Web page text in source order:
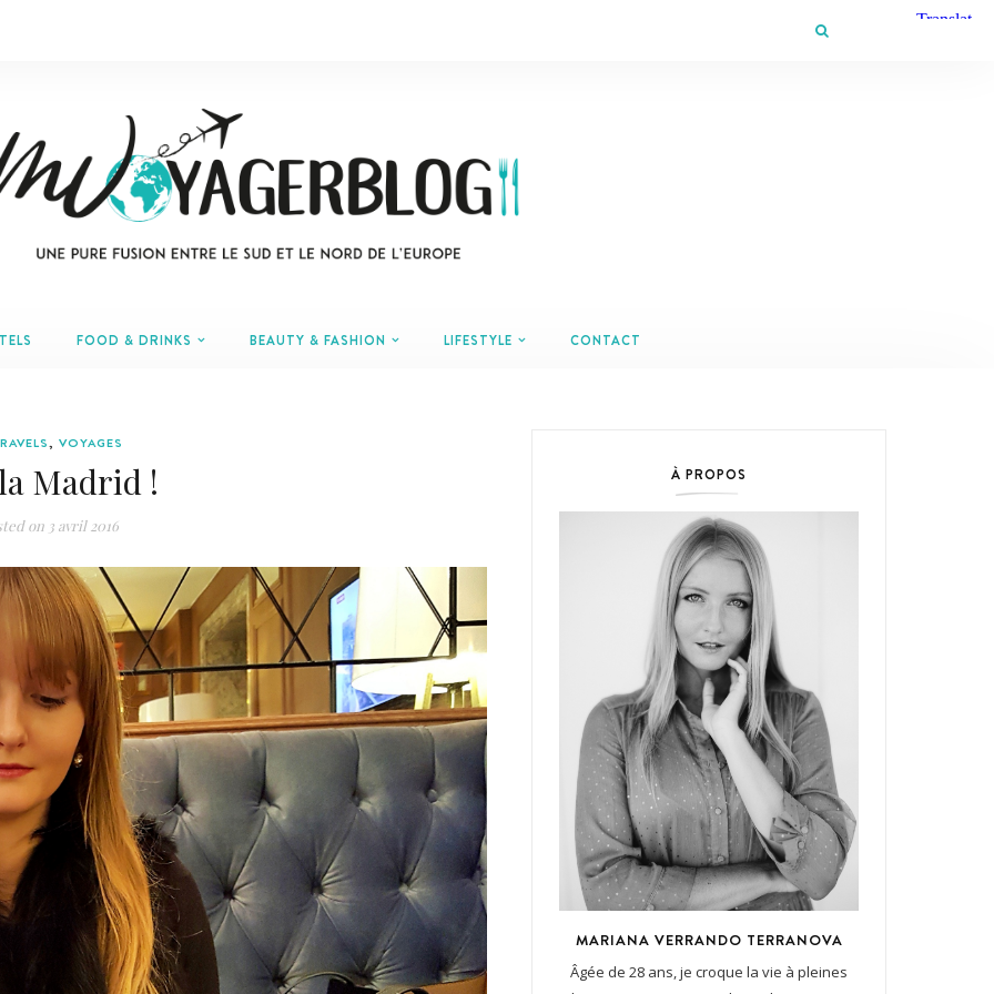
FOOD & DRINKS BEAUTY & FASHION LIFESTYLE CONTACT
, VOYAGES
Madrid !
on 3 avril 2016
À PROPOS
MARIANA VERRANDO TERRANOVA
Âgée de 28 ans, je croque la vie à pleines